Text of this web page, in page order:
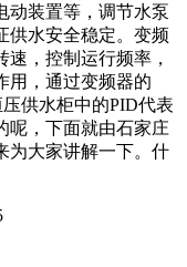
动装置等，调节水泵
供水安全稳定。变频
，控制运行频率，
用，通过变频器的
供水柜中的PID代表
呢，下面就由石家庄
为大家讲解一下。什